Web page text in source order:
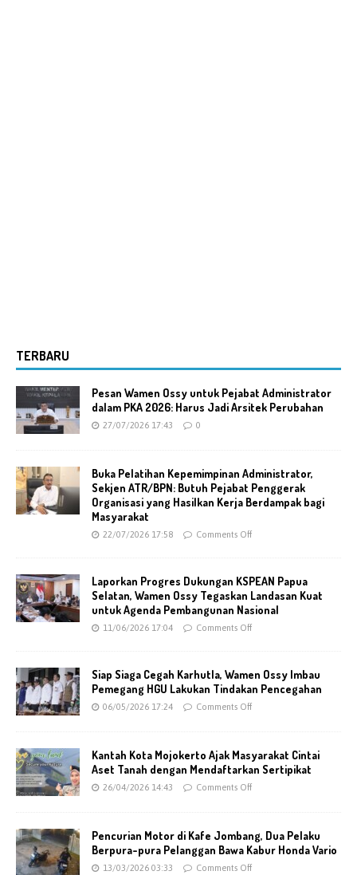
TERBARU
Pesan Wamen Ossy untuk Pejabat Administrator
dalam PKA 2026: Harus Jadi Arsitek Perubahan
27/07/2026 17:43 0
Buka Pelatihan Kepemimpinan Administrator,
Sekjen ATR/BPN: Butuh Pejabat Penggerak
Organisasi yang Hasilkan Kerja Berdampak bagi
Masyarakat
22/07/2026 17:58 Comments Off
Laporkan Progres Dukungan KSPEAN Papua
Selatan, Wamen Ossy Tegaskan Landasan Kuat
untuk Agenda Pembangunan Nasional
11/06/2026 17:04 Comments Off
Siap Siaga Cegah Karhutla, Wamen Ossy Imbau
Pemegang HGU Lakukan Tindakan Pencegahan
06/05/2026 17:24 Comments Off
Kantah Kota Mojokerto Ajak Masyarakat Cintai
Aset Tanah dengan Mendaftarkan Sertipikat
26/04/2026 14:43 Comments Off
Pencurian Motor di Kafe Jombang, Dua Pelaku
Berpura-pura Pelanggan Bawa Kabur Honda Vario
13/03/2026 03:33 Comments Off